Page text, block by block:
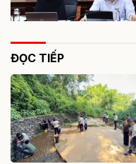
ĐỌC TIẾP